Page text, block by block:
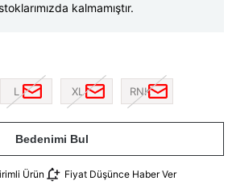
kalmamıştır.
L XL RNK
Bedenimi Bul
Ürün Fiyat Düşünce Haber Ver